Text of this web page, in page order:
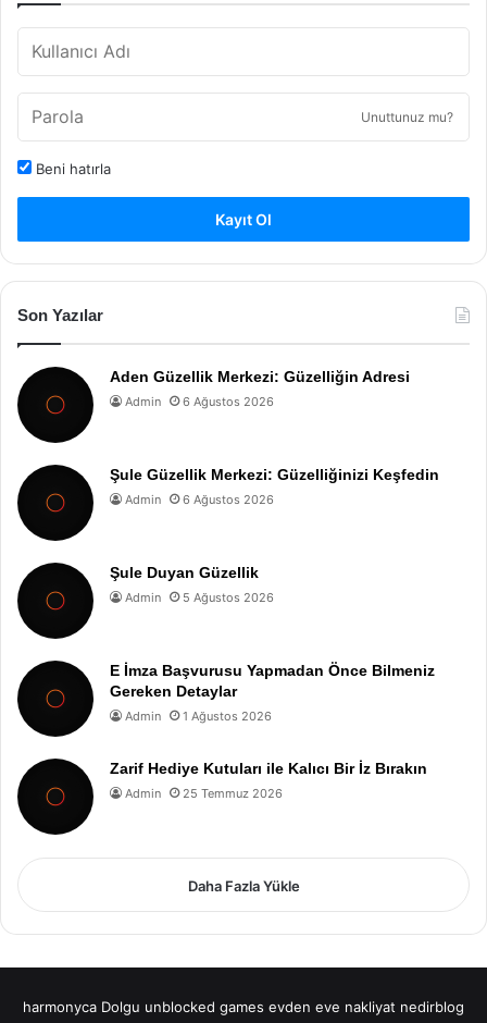
Unuttunuz mu?
Beni hatırla
Kayıt Ol
Son Yazılar
Aden Güzellik Merkezi: Güzelliğin Adresi
Admin 6 Ağustos 2026
Şule Güzellik Merkezi: Güzelliğinizi Keşfedin
Admin 6 Ağustos 2026
Şule Duyan Güzellik
Admin 5 Ağustos 2026
E İmza Başvurusu Yapmadan Önce Bilmeniz
Gereken Detaylar
Admin 1 Ağustos 2026
Zarif Hediye Kutuları ile Kalıcı Bir İz Bırakın
Admin 25 Temmuz 2026
Daha Fazla Yükle
harmonyca Dolgu unblocked games evden eve nakliyat nedirblog